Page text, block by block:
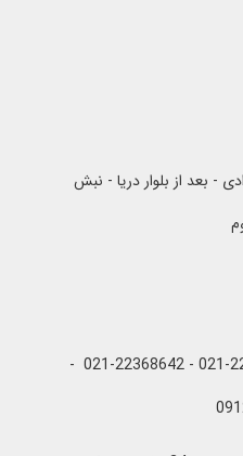
- بعد از بلوار دریا - نبش
021-22065033 - 021-22368641 - 021-22368642 -